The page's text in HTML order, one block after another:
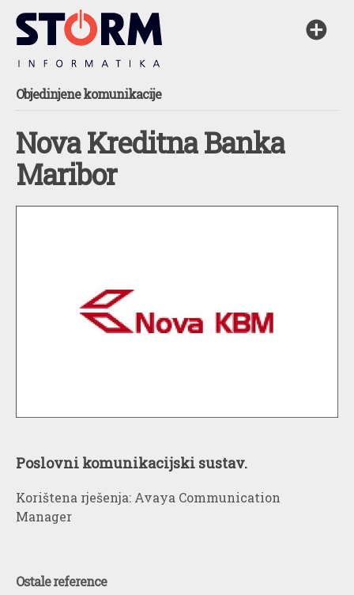
Objedinjene komunikacije
Nova Kreditna Banka
Maribor
Poslovni komunikacijski sustav.
Korištena rješenja: Avaya Communication
Manager
Ostale reference